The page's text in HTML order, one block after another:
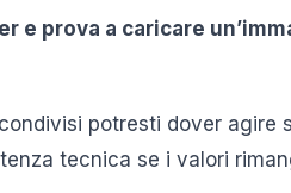
e prova a caricare
potresti dover agire
tecnica se i valori